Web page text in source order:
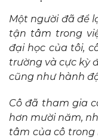
Một người đã để
tận tâm trong
đại học của tôi,
trường và cực kỳ
cũng như hành
Cô đã tham gia
hơn mười năm,
tâm của cô